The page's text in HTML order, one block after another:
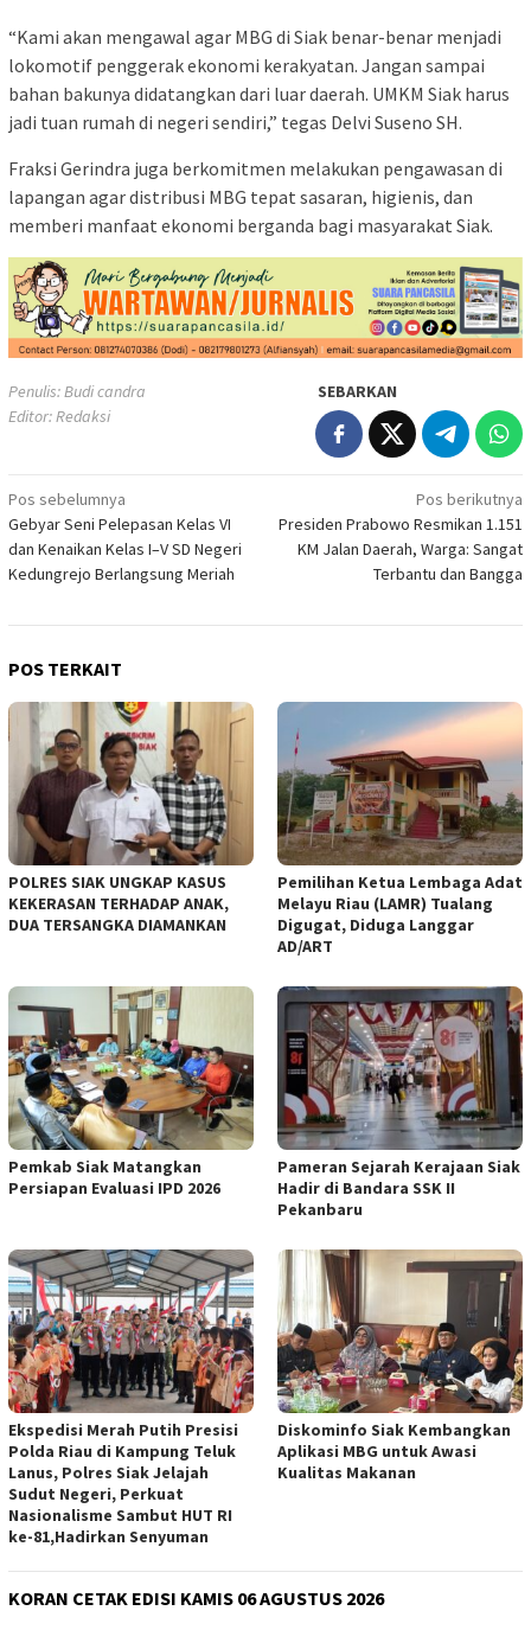
“Kami akan mengawal agar MBG di Siak benar-benar menjadi
lokomotif penggerak ekonomi kerakyatan. Jangan sampai
bahan bakunya didatangkan dari luar daerah. UMKM Siak harus
jadi tuan rumah di negeri sendiri,” tegas Delvi Suseno SH.
Fraksi Gerindra juga berkomitmen melakukan pengawasan di
lapangan agar distribusi MBG tepat sasaran, higienis, dan
memberi manfaat ekonomi berganda bagi masyarakat Siak.
Penulis: Budi candra
Editor: Redaksi
SEBARKAN
Navigasi
pos
Pos sebelumnya
Gebyar Seni Pelepasan Kelas VI
dan Kenaikan Kelas I–V SD Negeri
Kedungrejo Berlangsung Meriah
Pos berikutnya
Presiden Prabowo Resmikan 1.151
KM Jalan Daerah, Warga: Sangat
Terbantu dan Bangga
POS TERKAIT
POLRES SIAK UNGKAP KASUS
KEKERASAN TERHADAP ANAK,
DUA TERSANGKA DIAMANKAN
Pemilihan Ketua Lembaga Adat
Melayu Riau (LAMR) Tualang
Digugat, Diduga Langgar
AD/ART
Pemkab Siak Matangkan
Persiapan Evaluasi IPD 2026
Pameran Sejarah Kerajaan Siak
Hadir di Bandara SSK II
Pekanbaru
Ekspedisi Merah Putih Presisi
Polda Riau di Kampung Teluk
Lanus, Polres Siak Jelajah
Sudut Negeri, Perkuat
Nasionalisme Sambut HUT RI
ke-81,Hadirkan Senyuman
Diskominfo Siak Kembangkan
Aplikasi MBG untuk Awasi
Kualitas Makanan
KORAN CETAK EDISI KAMIS 06 AGUSTUS 2026